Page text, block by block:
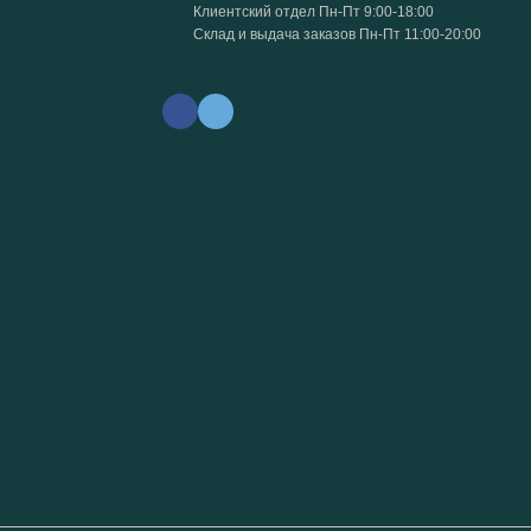
Клиентский отдел Пн-Пт 9:00-18:00
Склад и выдача заказов Пн-Пт 11:00-20:00